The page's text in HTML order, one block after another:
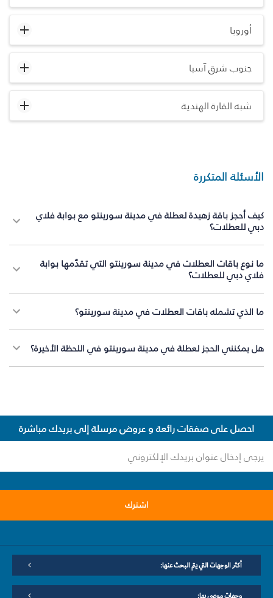
أوروبا
جنوب شرق آسيا
شبه القارة الهندية
الأسئلة المتكررة
كيف أحجز باقة زهيدة لعطلة في مدينة سورينتو مع بوابة فلاي
دبي للعطلات؟
ما نوع باقات العطلات في مدينة سورينتو التي تقدّمها بوابة
فلاي دبي للعطلات؟
ما الذي تشمله باقات العطلات في مدينة سورينتو؟
هل يمكنني الحجز لعطلة في مدينة سورينتو في اللحظة الأخيرة؟
احصل على صفقات رائعة و عروض مرسلة إلى بريدك مباشرة
اشترك
أكثر الوجهات التي يتم البحث عنها:
وجهات موصى بها: